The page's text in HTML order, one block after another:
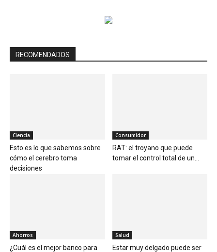
RECOMENDADOS
Ciencia
Esto es lo que sabemos sobre
cómo el cerebro toma
decisiones
Consumidor
RAT: el troyano que puede
tomar el control total de un...
Ahorros
¿Cuál es el mejor banco para
Salud
Estar muy delgado puede ser